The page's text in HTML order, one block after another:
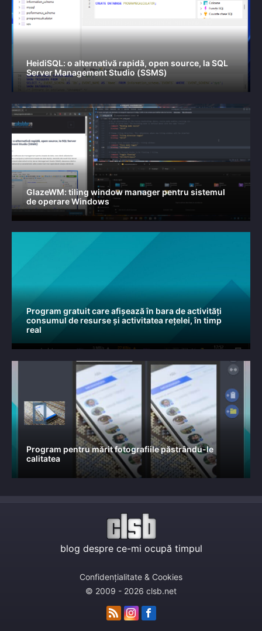
HeidiSQL: o alternativă rapidă, open source, la SQL
Server Management Studio (SSMS)
GlazeWM: tiling window manager pentru sistemul
de operare Windows
Program gratuit care afișează în bara de activități
consumul de resurse și activitatea rețelei, în timp
real
Program pentru mărit fotografiile păstrându-le
calitatea
blog despre ce-mi ocupă timpul
Confidențialitate & Cookies
© 2009 - 2026 clsb.net